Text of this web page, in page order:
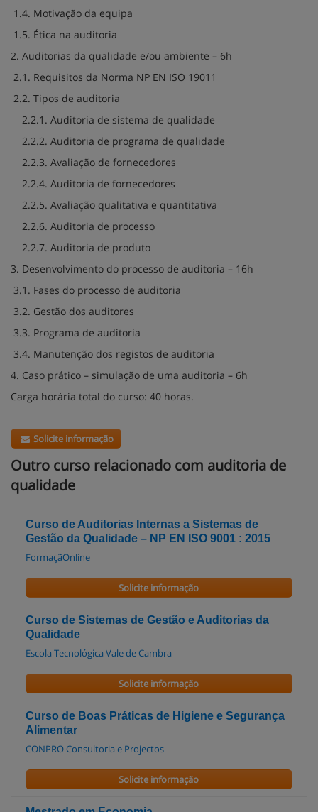
1.4. Motivação da equipa
1.5. Ética na auditoria
2. Auditorias da qualidade e/ou ambiente – 6h
2.1. Requisitos da Norma NP EN ISO 19011
2.2. Tipos de auditoria
2.2.1. Auditoria de sistema de qualidade
2.2.2. Auditoria de programa de qualidade
2.2.3. Avaliação de fornecedores
2.2.4. Auditoria de fornecedores
2.2.5. Avaliação qualitativa e quantitativa
2.2.6. Auditoria de processo
2.2.7. Auditoria de produto
3. Desenvolvimento do processo de auditoria – 16h
3.1. Fases do processo de auditoria
3.2. Gestão dos auditores
3.3. Programa de auditoria
3.4. Manutenção dos registos de auditoria
4. Caso prático – simulação de uma auditoria – 6h
Carga horária total do curso: 40 horas.
Solicite informação
Outro curso relacionado com auditoria de
qualidade
Curso de Auditorias Internas a Sistemas de
Gestão da Qualidade – NP EN ISO 9001 : 2015
FormaçãOnline
Solicite informação
Curso de Sistemas de Gestão e Auditorias da
Qualidade
Escola Tecnológica Vale de Cambra
Solicite informação
Curso de Boas Práticas de Higiene e Segurança
Alimentar
CONPRO Consultoria e Projectos
Solicite informação